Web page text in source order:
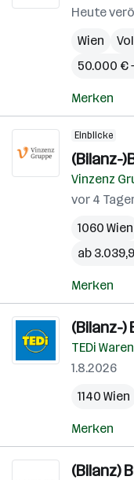
Heute
Wien
50.000 €
Merken
Einblicke
(Bilanz-
Vinzenz
vor 4
1060 Wien
ab
Merken
(Bilanz-)
TEDi
1.8.2026
1140 Wien
Merken
(Bilanz)